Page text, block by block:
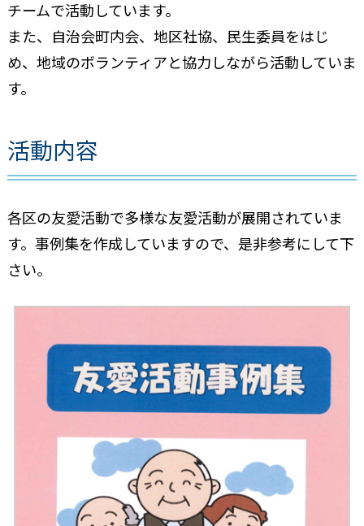
チームで活動しています。
また、自治会町内会、地区社協、民生委員をはじ
め、地域のボランティアと協力しながら活動していま
す。
活動内容
各区の友愛活動で多様な友愛活動が展開されていま
す。事例集を作成していますので、是非参考にして下
さい。